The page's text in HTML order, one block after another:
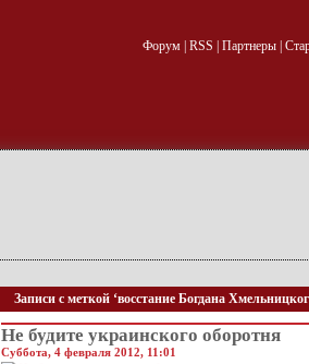
Форум| RSS Партнеры|
Записи с меткой ‘восстание Богдана
Не будите украинского оборотня
Суббота, 4 февраля 2012, 11:01